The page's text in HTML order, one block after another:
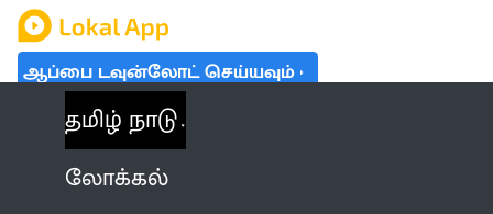
ஆப்பை டவுன்லோட் செய்யவும்
தமிழ் நாடு
லோக்கல்